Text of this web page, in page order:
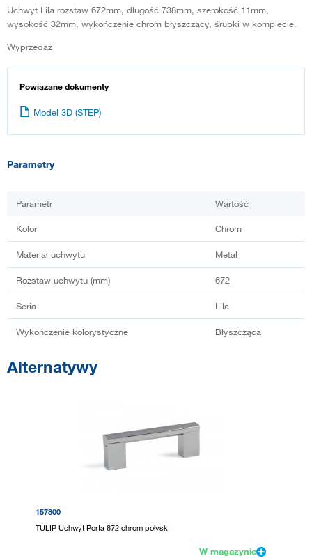
Uchwyt Lila rozstaw 672mm, długość 738mm, szerokość 11mm,
wysokość 32mm, wykończenie chrom błyszczący, śrubki w komplecie.
Wyprzedaż
Powiązane dokumenty
Model 3D (STEP)
Parametry
Parametr Wartość
Kolor Chrom
Materiał uchwytu Metal
Rozstaw uchwytu (mm) 672
Seria Lila
Wykończenie kolorystyczne Błyszcząca
Alternatywy
157800
TULIP Uchwyt Porta 672 chrom połysk
W magazynie